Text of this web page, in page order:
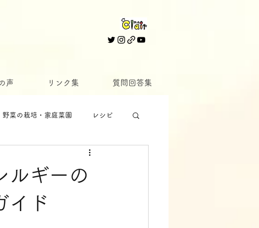
声 リンク集 質問回答集
野菜の栽培・家庭菜園 レシピ
ルギーの
イド